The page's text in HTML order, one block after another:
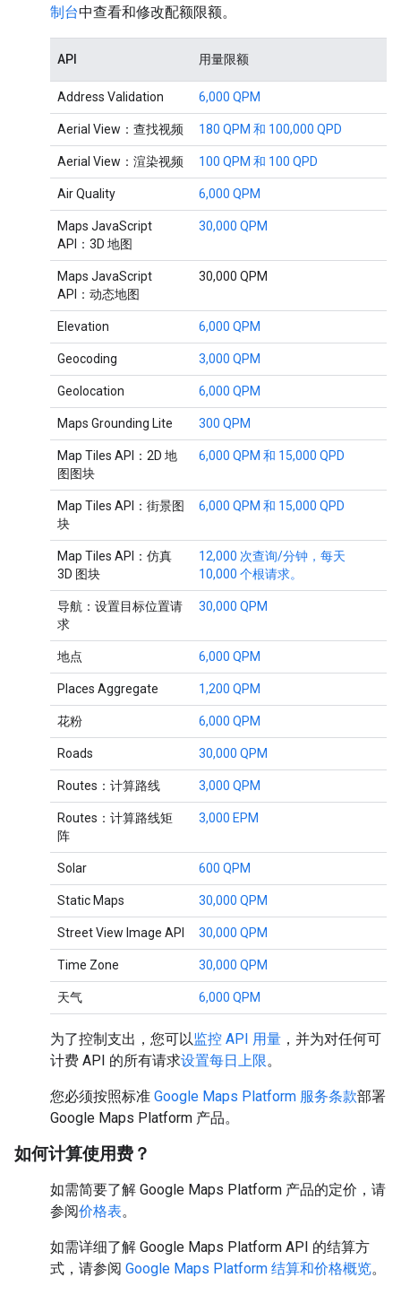
制台中查看和修改配额限额。
API 用量限额
Address Validation 6,000 QPM
Aerial View：查找视频 180 QPM 和 100,000 QPD
Aerial View：渲染视频 100 QPM 和 100 QPD
Air Quality 6,000 QPM
Maps JavaScript
API：3D 地图
30,000 QPM
Maps JavaScript
API：动态地图
30,000 QPM
Elevation 6,000 QPM
Geocoding 3,000 QPM
Geolocation 6,000 QPM
Maps Grounding Lite 300 QPM
Map Tiles API：2D 地
图图块
6,000 QPM 和 15,000 QPD
Map Tiles API：街景图
块
6,000 QPM 和 15,000 QPD
Map Tiles API：仿真
3D 图块
12,000 次查询/分钟，每天
10,000 个根请求。
导航：设置目标位置请
求
30,000 QPM
地点 6,000 QPM
Places Aggregate 1,200 QPM
花粉 6,000 QPM
Roads 30,000 QPM
Routes：计算路线 3,000 QPM
Routes：计算路线矩
阵
3,000 EPM
Solar 600 QPM
Static Maps 30,000 QPM
Street View Image API 30,000 QPM
Time Zone 30,000 QPM
天气 6,000 QPM
为了控制支出，您可以监控 API 用量 ，并为对任何可
计费 API 的所有请求设置每日上限。
您必须按照标准 Google Maps Platform 服务条款部署
Google Maps Platform 产品。
如何计算使用费？
如需简要了解 Google Maps Platform 产品的定价，请
参阅价格表。
如需详细了解 Google Maps Platform API 的结算方
式，请参阅 Google Maps Platform 结算和价格概览。